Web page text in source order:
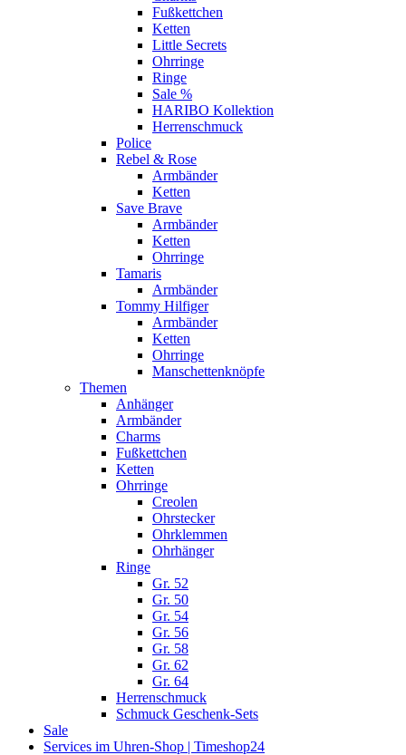
Fußkettchen
Ketten
Little Secrets
Ohrringe
Ringe
Sale %
HARIBO Kollektion
Herrenschmuck
Police
Rebel & Rose
Armbänder
Ketten
Save Brave
Armbänder
Ketten
Ohrringe
Tamaris
Armbänder
Tommy Hilfiger
Armbänder
Ketten
Ohrringe
Manschettenknöpfe
Themen
Anhänger
Armbänder
Charms
Fußkettchen
Ketten
Ohrringe
Creolen
Ohrstecker
Ohrklemmen
Ohrhänger
Ringe
Gr. 52
Gr. 50
Gr. 54
Gr. 56
Gr. 58
Gr. 62
Gr. 64
Herrenschmuck
Schmuck Geschenk-Sets
Sale
Services im Uhren-Shop | Timeshop24